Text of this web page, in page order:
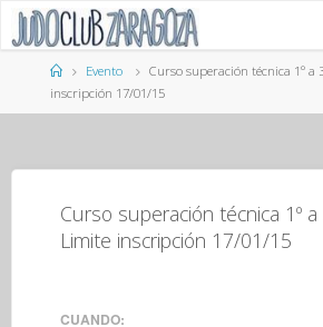
Saltar
contenidoPágina
de
Inicio
Evento
Curso superación técnica 1º a
inscripción 17/01/15
Curso superación técnica 1º a
Limite inscripción 17/01/15
CUANDO: